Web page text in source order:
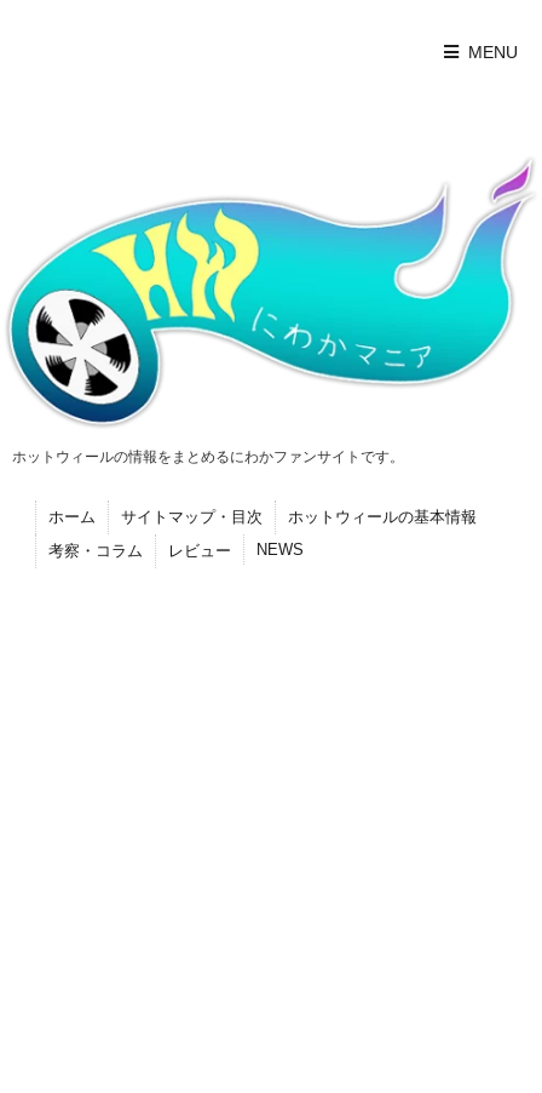
MENU
ホットウィールの情報をまとめるにわかファンサイトです。
ホーム サイトマップ・目次
ホットウィールの基本情報
考察・コラム
レビュー NEWS